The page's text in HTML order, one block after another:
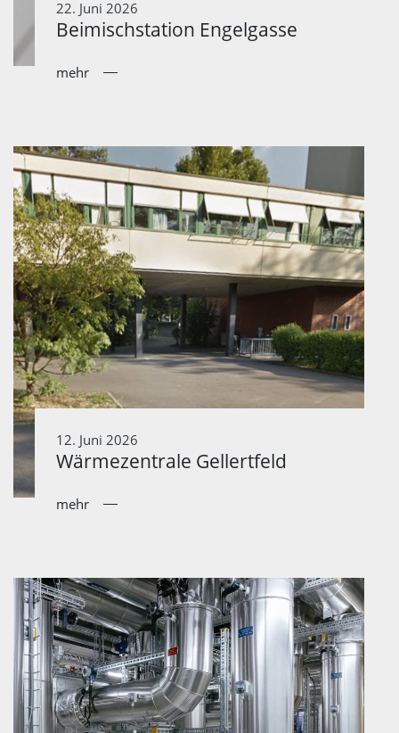
22. Juni 2026
Beimischstation Engelgasse
mehr
12. Juni 2026
Wärmezentrale Gellertfeld
mehr